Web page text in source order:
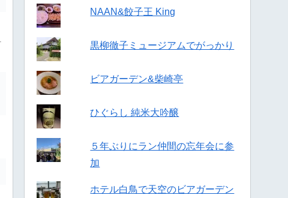
NAAN&餃子王 King
黒柳徹子ミュージアムでがっかり
ビアガーデン&柴崎亭
ひぐらし 純米大吟醸
５年ぶりにラン仲間の忘年会に参
加
ホテル白鳥で天空のビアガーデン